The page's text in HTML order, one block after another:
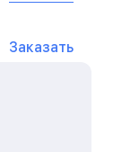
Заказать